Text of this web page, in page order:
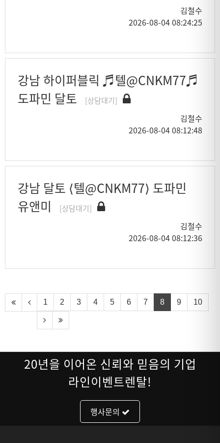
김철수
2026-08-04 08:24:25
강남 하이퍼블릭 ♬텔@CNKM77♬
도파민 달토
[상담대기]
김철수
2026-08-04 08:12:48
강남 달토 ⟨텔@CNKM77⟩ 도파민
유앤미
[상담대기]
김철수
2026-08-04 08:12:36
1 2 3 4 5 6 7 8 9 10
20년을 이어온 신뢰와 믿음의 기업
라인이벤트렌탈!
행사문의